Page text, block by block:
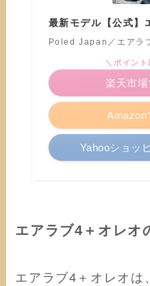
最新モデル【公式】
Poled Japan／エアラ
Amazon
＼ポイン
楽天市場
Yahooショッ
エアラブ4＋オレオ
エアラブ4＋オレオは